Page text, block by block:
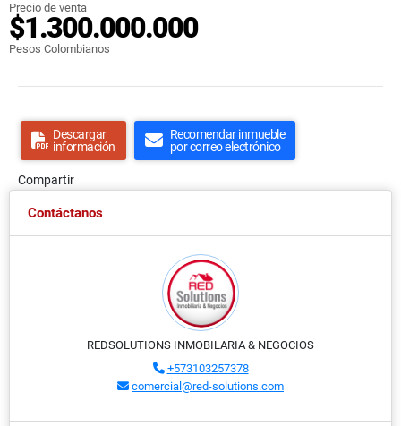
Precio de venta
$1.300.000.000
Pesos Colombianos
Descargar
información
Recomendar inmueble
por correo electrónico
Compartir
Contáctanos
REDSOLUTIONS INMOBILARIA & NEGOCIOS
+573103257378
comercial@red-solutions.com